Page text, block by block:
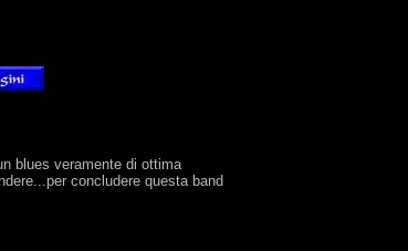
blues veramente di ottima
concludere questa band